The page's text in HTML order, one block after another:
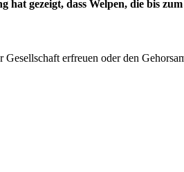
hat gezeigt, dass Welpen, die bis
erfreuen oder den